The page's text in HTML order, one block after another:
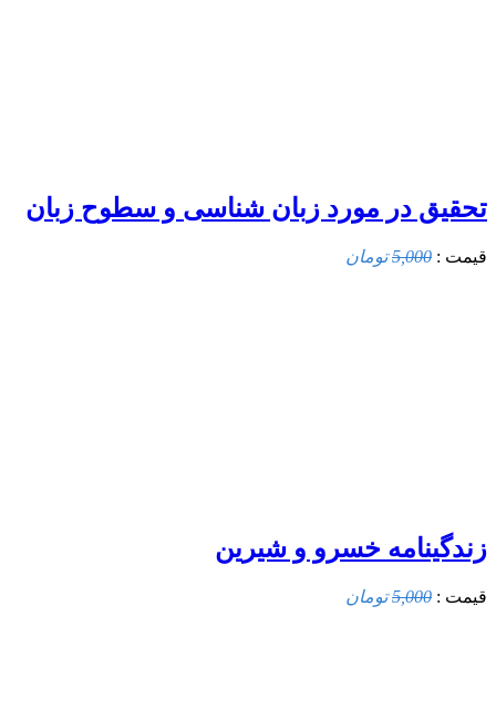
تحقیق در مورد زبان شناسی و سطوح زبان
قیمت : 5,000تومان
زندگینامه خسرو و شیرین
قیمت : 5,000تومان